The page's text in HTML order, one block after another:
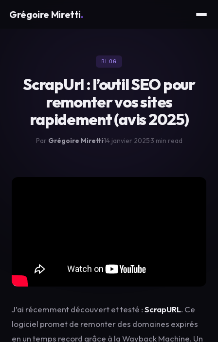
Grégoire Miretti.
BLOG
ScrapUrl : l’outil SEO pour
remonter vos sites
rapidement (avis 2025)
Par Grégoire Miretti·14 janvier 2025·3 min read
J’ai récemment découvert et testé :ScrapURL. Ce
logiciel promet de remonter des domaines expirés
en un temps record grâce à la Wayback Machine. Un